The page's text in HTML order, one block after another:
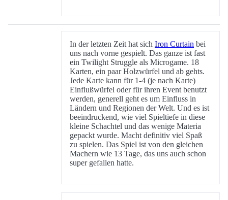
In der letzten Zeit hat sich Iron Curtain bei
uns nach vorne gespielt. Das ganze ist fast
ein Twilight Struggle als Microgame. 18
Karten, ein paar Holzwürfel und ab gehts.
Jede Karte kann für 1-4 (je nach Karte)
Einflußwürfel oder für ihren Event benutzt
werden, generell geht es um Einfluss in
Ländern und Regionen der Welt. Und es ist
beeindruckend, wie viel Spieltiefe in diese
kleine Schachtel und das wenige Materia
gepackt wurde. Macht definitiv viel Spaß
zu spielen. Das Spiel ist von den gleichen
Machern wie 13 Tage, das uns auch schon
super gefallen hatte.